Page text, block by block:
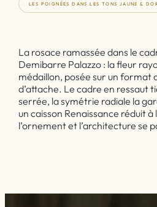
LES POIGNÉES DANS LES TONS JAUNE &
La rosace ramassée dans le
Demibarre Palazzo : la fleur
médaillon, posée sur un format
d’attache. Le cadre en ressaut
serrée, la symétrie radiale la
un caisson Renaissance réduit à
l’ornement et l’architecture se